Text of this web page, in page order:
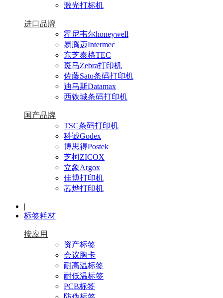
激光打标机
进口品牌
霍尼韦尔honeywell
易腾迈Intermec
东芝泰格TEC
斑马Zebra打印机
佐藤Sato条码打印机
迪马斯Datamax
西铁城条码打印机
国产品牌
TSC条码打印机
科诚Godex
博思得Postek
芝柯ZICOX
立象Argox
佳博打印机
芯烨打印机
|
标签耗材
按应用
资产标签
会议胸卡
耐高温标签
耐低温标签
PCB标签